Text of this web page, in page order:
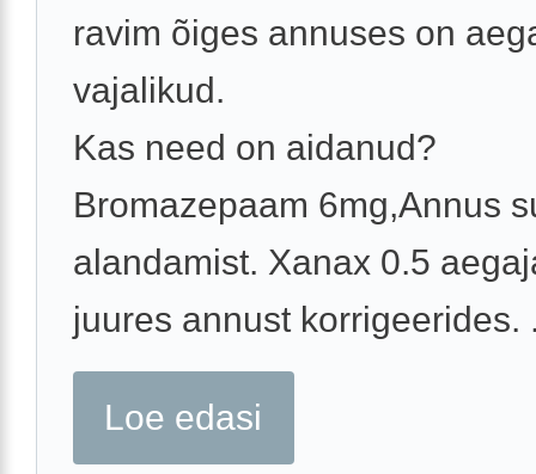
ravim õiges annuses on
vajalikud.
Kas need on aidanud?
Bromazepaam 6mg,Annus
alandamist. Xanax 0.5
juures annust korrigeerides.
Loe edasi